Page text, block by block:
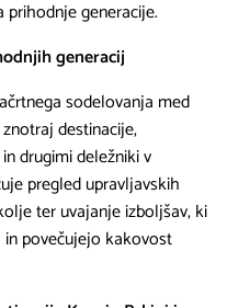
generacije.
generacij
sodelovanja med
destinacije,
drugimi deležniki v
pregled upravljavskih
ter uvajanje izboljšav, ki
povečujejo kakovost